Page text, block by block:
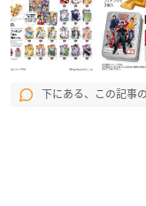
下にある、この記事